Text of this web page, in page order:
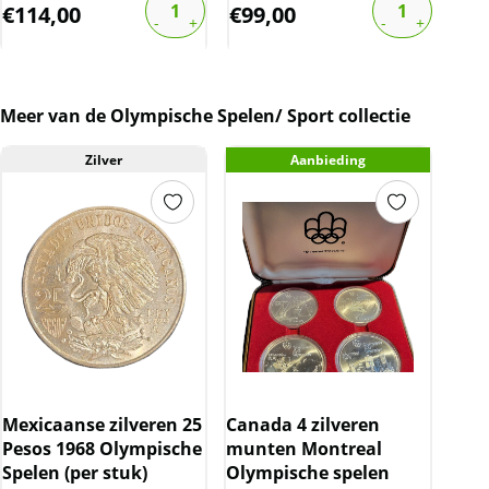
€114,00 €99,00
Meer van de Olympische Spelen/ Sport collectie
Zilver
Mexicaanse zilveren 25
Pesos 1968 Olympische
Spelen (per stuk)
Aanbieding
Canada 4 zilveren
munten Montreal
Olympische spelen